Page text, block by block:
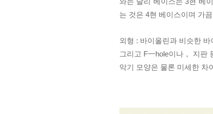
는 것은 4현 베이스이며 가
외형 : 바이올린과 비슷한
그리고 F一hole이나， 지판
악기 모양은 물론 미세한 차